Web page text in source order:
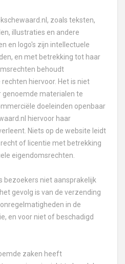
zoals teksten,
illustraties en andere
en logo's zijn intellectuele
en met betrekking tot haar
behoudt
hiervoor. Het is niet
materialen te
doeleinden openbaar
hiervoor haar
Niets op de website leidt
of licentie met betrekking
eigendomsrechten.
bezoekers niet aansprakelijk
gevolg is van de verzending
in de
en voor niet of beschadigd
zaken heeft